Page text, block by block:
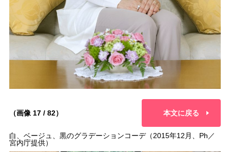
（画像 17 / 82） 本文に戻る
白、ベージュ、黒のグラデーションコーデ（2015年12月、Ph／
宮内庁提供）